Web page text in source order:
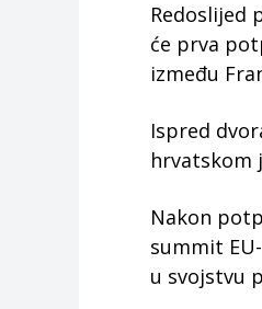
Redoslijed
će prva
između
Ispred
hrvatskom
Nakon
summit
u svojstvu